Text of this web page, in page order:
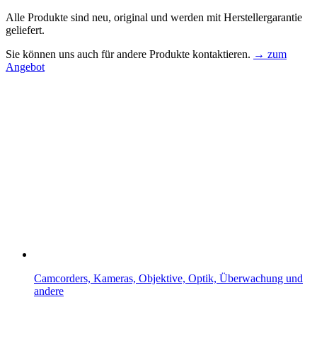
Alle Produkte sind neu, original und werden mit Herstellergarantie
geliefert.
Sie können uns auch für andere Produkte kontaktieren. → zum
Angebot
Camcorders, Kameras, Objektive, Optik, Überwachung und
andere